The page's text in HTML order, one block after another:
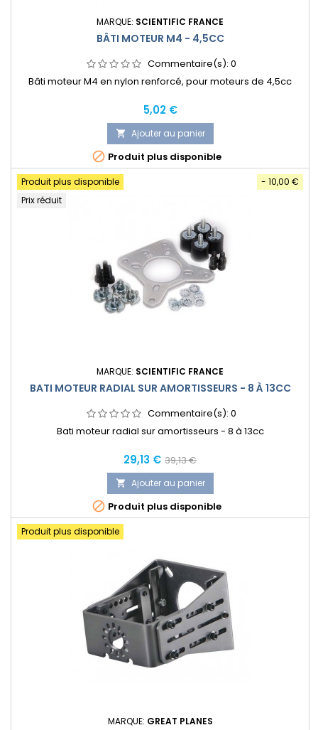
MARQUE: SCIENTIFIC FRANCE
BÂTI MOTEUR M4 - 4,5CC
Commentaire(s): 0
Bâti moteur M4 en nylon renforcé, pour moteurs de 4,5cc
Prix
5,02 €
 Ajouter au panier
 Produit plus disponible
- 10,00 €
Produit plus disponible
Prix réduit
MARQUE: SCIENTIFIC FRANCE
BATI MOTEUR RADIAL SUR AMORTISSEURS - 8 À 13CC
Commentaire(s): 0
Bati moteur radial sur amortisseurs - 8 à 13cc
Prix
29,13 € Prix
normal
39,13 €
 Ajouter au panier
 Produit plus disponible
Produit plus disponible
MARQUE: GREAT PLANES